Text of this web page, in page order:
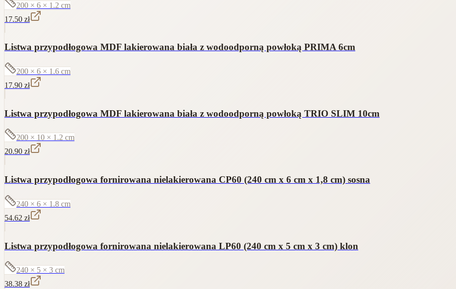
200 × 6 × 1.2 cm
17.50 zł
Listwa przypodłogowa MDF lakierowana biała z wodoodporną powłoką PRIMA 6cm
200 × 6 × 1.6 cm
17.90 zł
Listwa przypodłogowa MDF lakierowana biała z wodoodporną powłoką TRIO SLIM 10cm
200 × 10 × 1.2 cm
20.90 zł
Listwa przypodłogowa fornirowana nielakierowana CP60 (240 cm x 6 cm x 1,8 cm) sosna
240 × 6 × 1.8 cm
54.62 zł
Listwa przypodłogowa fornirowana nielakierowana LP60 (240 cm x 5 cm x 3 cm) klon
240 × 5 × 3 cm
38.38 zł